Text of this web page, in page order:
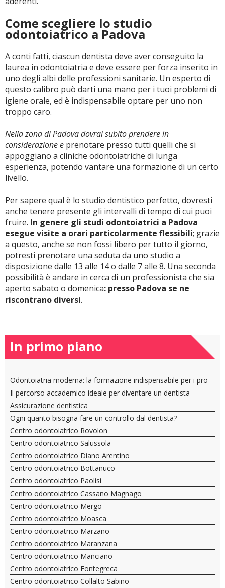
Come scegliere lo studio
odontoiatrico a Padova
A conti fatti, ciascun dentista deve aver conseguito la
laurea in odontoiatria e deve essere per forza inserito in
uno degli albi delle professioni sanitarie. Un esperto di
questo calibro può darti una mano per i tuoi problemi di
igiene orale, ed è indispensabile optare per uno non
troppo caro.
Nella zona di Padova dovrai subito prendere in
considerazione e prenotare presso tutti quelli che si
appoggiano a cliniche odontoiatriche di lunga
esperienza, potendo vantare una formazione di un certo
livello.
Per sapere qual è lo studio dentistico perfetto, dovresti
anche tenere presente gli intervalli di tempo di cui puoi
fruire. In genere gli studi odontoiatrici a Padova
esegue visite a orari particolarmente flessibili; grazie
a questo, anche se non fossi libero per tutto il giorno,
potresti prenotare una seduta da uno studio a
disposizione dalle 13 alle 14 o dalle 7 alle 8. Una seconda
possibilità è andare in cerca di un professionista che sia
aperto sabato o domenica: presso Padova se ne
riscontrano diversi.
In primo piano
Odontoiatria moderna: la formazione indispensabile per i pro
Il percorso accademico ideale per diventare un dentista
Assicurazione dentistica
Ogni quanto bisogna fare un controllo dal dentista?
Centro odontoiatrico Rovolon
Centro odontoiatrico Salussola
Centro odontoiatrico Diano Arentino
Centro odontoiatrico Bottanuco
Centro odontoiatrico Paolisi
Centro odontoiatrico Cassano Magnago
Centro odontoiatrico Mergo
Centro odontoiatrico Moasca
Centro odontoiatrico Marzano
Centro odontoiatrico Maranzana
Centro odontoiatrico Manciano
Centro odontoiatrico Fontegreca
Centro odontoiatrico Collalto Sabino